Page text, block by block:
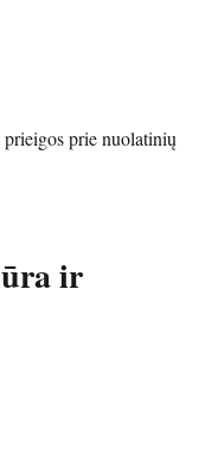
prie nuolatinių
ir